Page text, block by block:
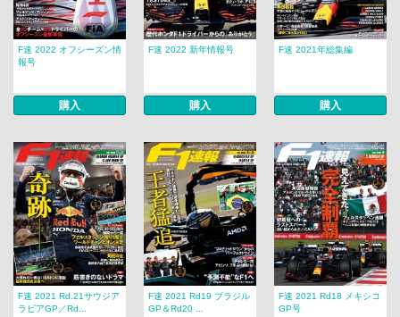
F速 2022 オフシーズン情
報号
購入
F速 2022 新年情報号
購入
F速 2021年総集編
購入
F速 2021 Rd.21サウジア
ラビアGP／Rd...
F速 2021 Rd19 ブラジル
GP＆Rd20 ...
F速 2021 Rd18 メキシコ
GP号